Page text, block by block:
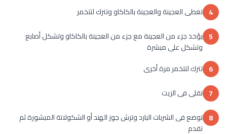
4 تغطى العجينة والعجينة بالكاكاو وتترك لتتخمر
5 يؤخذ جزء من العجينة مع جزء من العجينة بالكاكاو وتشكل أصابع
وتشكل على مبشرة
6 تترك لتتخمر مرة أخرى
7 تقلى فى الزيت
8 توضع فى الشربات البارد وترش جوز الهند أو الشكولاتة المبشورة ثم
تقدم